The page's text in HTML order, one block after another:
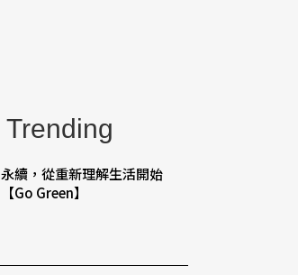
Trending
永續，從重新理解生活開始
【Go Green】